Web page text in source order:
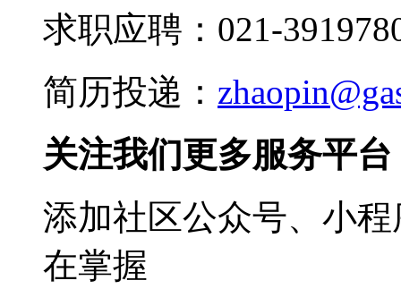
求职应聘：021-
简历投递：
关注我们更多服务平台
添加社区公众号、小
在掌握